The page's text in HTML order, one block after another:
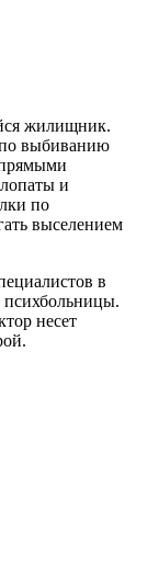
жилищник.
по выбиванию
и
по
выселением
в
психбольницы.
несет